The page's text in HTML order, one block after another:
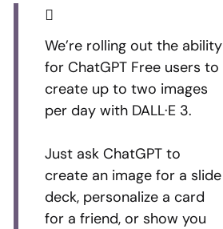
We’re rolling out the ability
for ChatGPT Free users to
create up to two images
per day with DALL·E 3.
Just ask ChatGPT to
create an image for a slide
deck, personalize a card
for a friend, or show you